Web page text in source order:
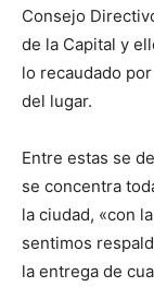
Consejo
de la Capital y
lo recaudado
del lugar.
Entre estas se
se concentra
la ciudad, «con
sentimos
la entrega de